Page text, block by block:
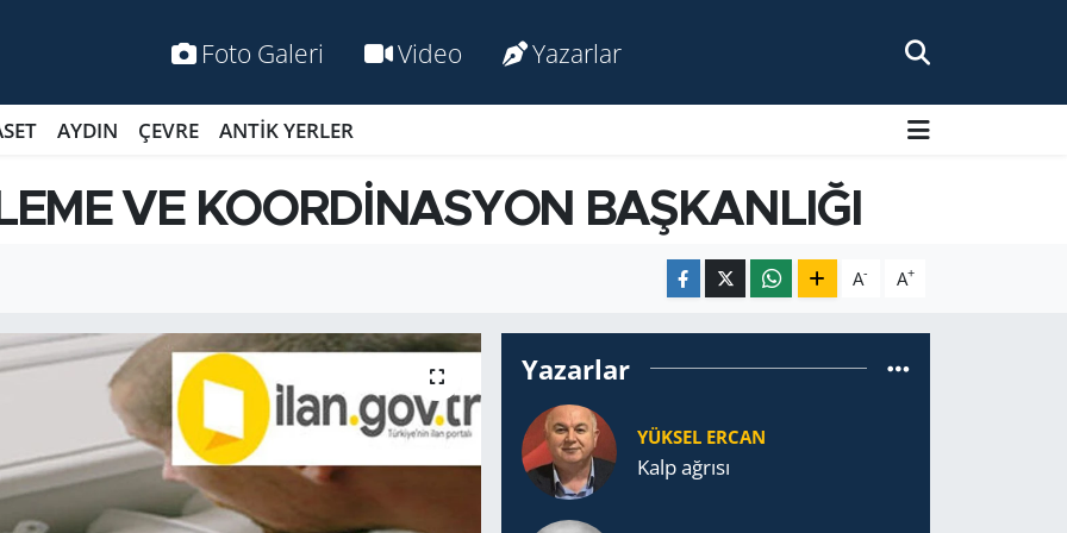
Foto Galeri Video Yazarlar
AYDIN ÇEVRE ANTİK YERLER
VE KOORDİNASYON BAŞKANLIĞI
A- A+
Yazarlar
YÜKSEL ERCAN
Kalp ağrısı